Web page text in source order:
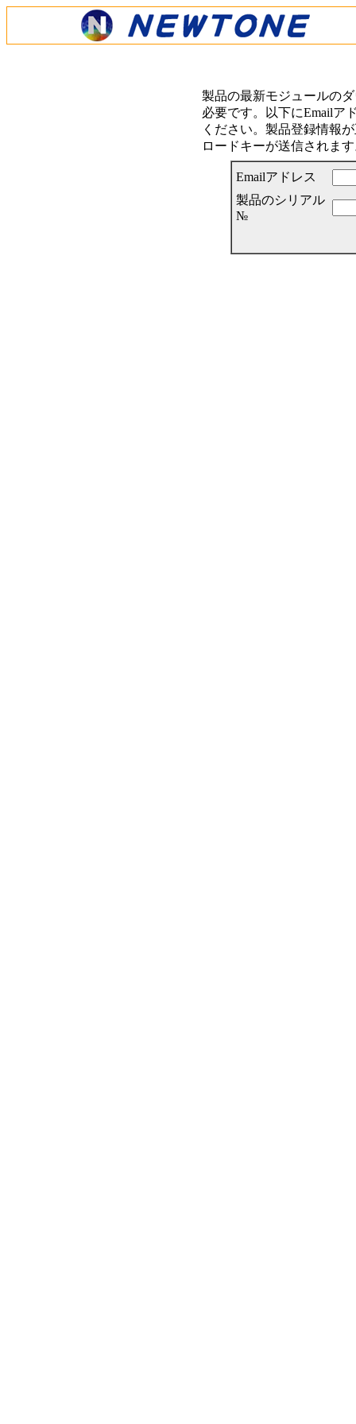
製品の最新モジュールの
必要です。以下にEmailア
ください。製品登録情報
ロードキーが送信されま
Emailアドレス
製品のシリアル
№